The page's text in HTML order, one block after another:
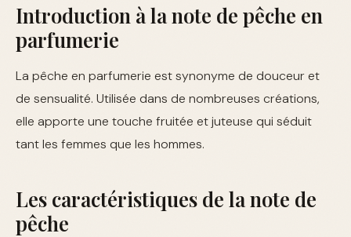
Introduction à la note de pêche en
parfumerie
La pêche en parfumerie est synonyme de douceur et
de sensualité. Utilisée dans de nombreuses créations,
elle apporte une touche fruitée et juteuse qui séduit
tant les femmes que les hommes.
Les caractéristiques de la note de
pêche